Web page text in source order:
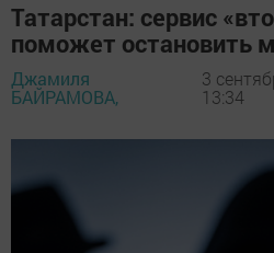
Татарстан: сервис
поможет остановить
Джамиля
БАЙРАМОВА,
3
13:34